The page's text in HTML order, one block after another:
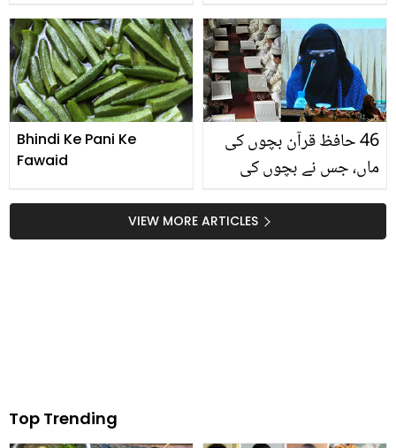
ویڈیو نے مداحوں کو بھی
دکھی کردیا
خان کے شو میں شرکت،
اقرار اور قراۃ العین سے
متعلق کیا کہا؟
Bhindi Ke Pani Ke
Fawaid
46 حافظ قرآن بچوں کی
ماں، جس نے بچوں کی
VIEW MORE ARTICLES
Top Trending